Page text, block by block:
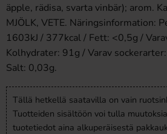
äpple, rädisa, svarta vinbär); arom.
MJÖLK, VETE. Näringsinformation:
1603kJ / 377kcal / Fett: <0,5g /
Kolhydrater: 91g / Varav
Salt: 0,03g.
Tällä hetkellä saatavilla on vain
Tuotteiden sisältöön voi tulla
tuotetiedot aina alkuperäisestä